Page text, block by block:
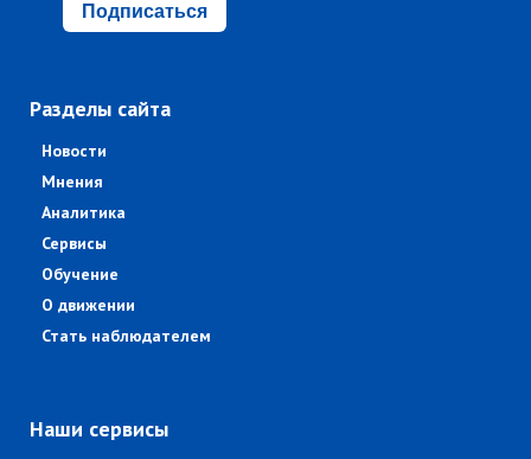
Подписаться
Разделы сайта
Новости
Мнения
Аналитика
Сервисы
Обучение
О движении
Стать наблюдателем
Наши сервисы